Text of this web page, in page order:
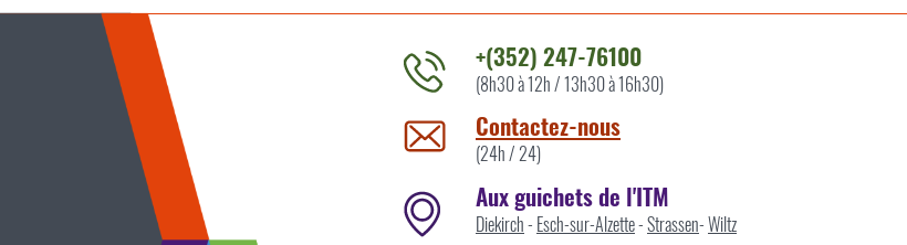
Contacter
l'ITM
par
+(352) 247-76100
(8h30 à 12h / 13h30 à 16h30)
Contactez-nous
(24h / 24)
Aux guichets de l'ITM
Diekirch- Esch-sur-Alzette-Strassen-Wiltz